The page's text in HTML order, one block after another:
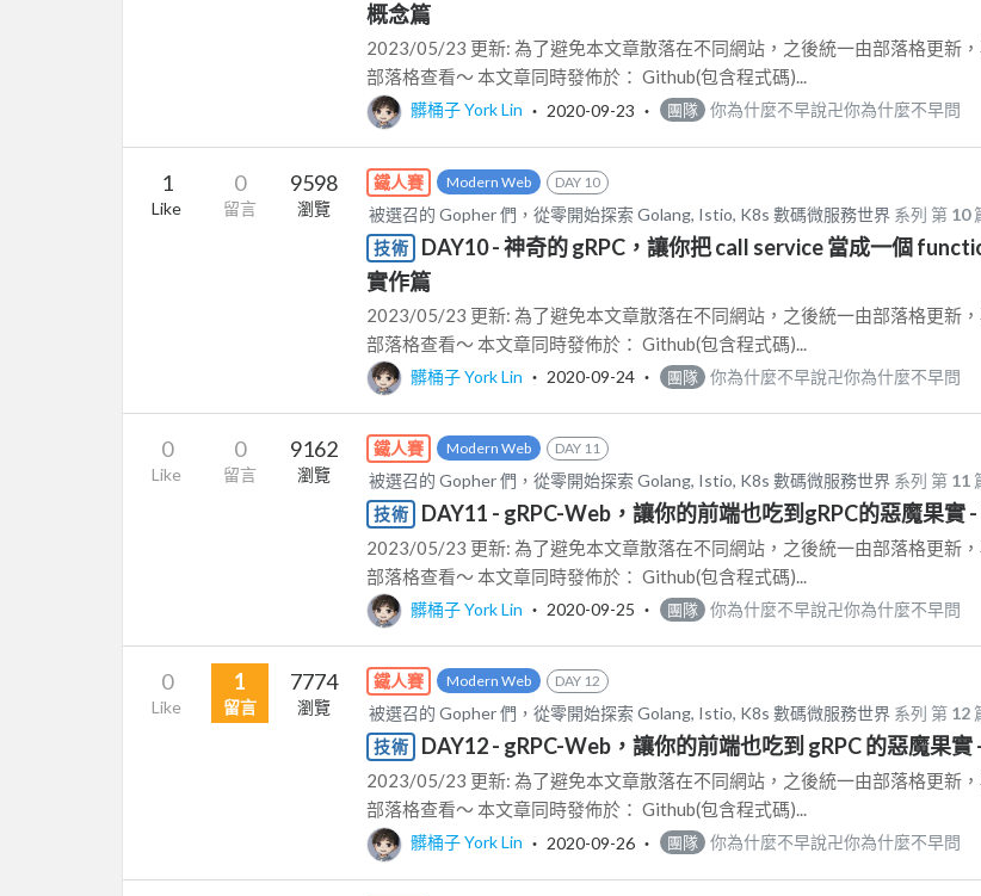
概念篇
2023/05/23 更新: 為了避免本文章散落在不同網站，之後統一由部落格更新
部落格查看～ 本文章同時發佈於： Github(包含程式碼)...
髒桶子 York Lin ‧ 2020-09-23 ‧ 團隊 你為什麼不早說卍你為什麼不早問
1
Like
0
留言
9598
瀏覽
鐵人賽 Modern Web DAY 10
被選召的 Gopher 們，從零開始探索 Golang, Istio, K8s 數碼微服務世界 系列 第 10
技術
DAY10 - 神奇的 gRPC，讓你把 call service 當成一個
實作篇
2023/05/23 更新: 為了避免本文章散落在不同網站，之後統一由部落格更新
部落格查看～ 本文章同時發佈於： Github(包含程式碼)...
髒桶子 York Lin ‧ 2020-09-24 ‧ 團隊 你為什麼不早說卍你為什麼不早問
0
Like
0
留言
9162
瀏覽
鐵人賽 Modern Web DAY 11
被選召的 Gopher 們，從零開始探索 Golang, Istio, K8s 數碼微服務世界 系列 第 11
技術
DAY11 - gRPC-Web，讓你的前端也吃到gRPC的惡魔果實
2023/05/23 更新: 為了避免本文章散落在不同網站，之後統一由部落格更新
部落格查看～ 本文章同時發佈於： Github(包含程式碼)...
髒桶子 York Lin ‧ 2020-09-25 ‧ 團隊 你為什麼不早說卍你為什麼不早問
0
Like
1
留言
7774
瀏覽
鐵人賽 Modern Web DAY 12
被選召的 Gopher 們，從零開始探索 Golang, Istio, K8s 數碼微服務世界 系列 第 12
技術
DAY12 - gRPC-Web，讓你的前端也吃到 gRPC 的惡魔果實
2023/05/23 更新: 為了避免本文章散落在不同網站，之後統一由部落格更新
部落格查看～ 本文章同時發佈於： Github(包含程式碼)...
髒桶子 York Lin ‧ 2020-09-26 ‧ 團隊 你為什麼不早說卍你為什麼不早問